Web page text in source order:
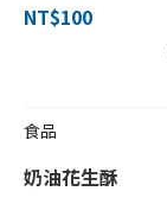
NT$100
食品
奶油花生酥